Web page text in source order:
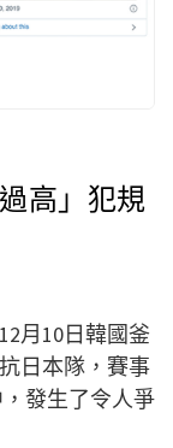
高」犯規
月10日韓國釜
日本隊，賽事
發生了令人爭